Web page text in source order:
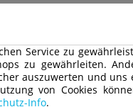
Service zu
zu gewährleiten.
auszuwerten und uns
von Cookies
Info.
AGB
VERSAND